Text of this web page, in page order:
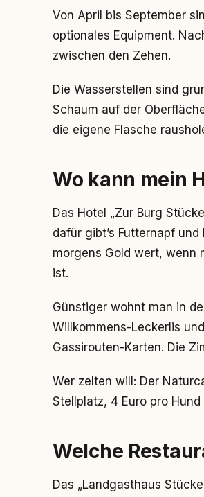
Von April bis September
optionales Equipment.
zwischen den Zehen.
Die Wasserstellen sind
Schaum auf der
die eigene Flasche
Wo kann mein
Das Hotel „Zur Burg
dafür gibt’s Futternapf
morgens Gold wert, wenn
ist.
Günstiger wohnt man in
Willkommens-Leckerlis
Gassirouten-Karten. Die
Wer zelten will: Der
Stellplatz, 4 Euro pro
Welche
Das „Landgasthaus